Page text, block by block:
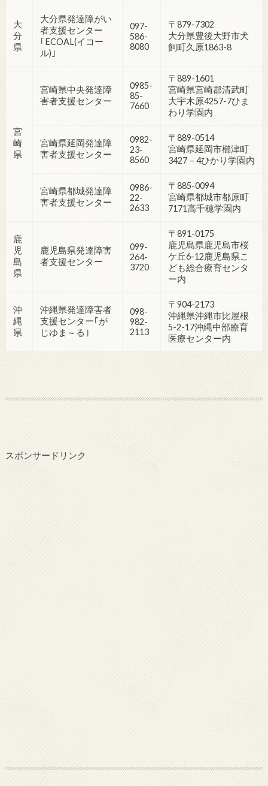
大
分
県
大分県発達障がい
者支援センター
｢ECOAL(イコー
ル)｣
097-
586-
8080
〒879-7302
大分県豊後大野市犬
飼町久原1863-8
宮
崎
県
宮崎県中央発達障
害者支援センター
0985-
85-
7660
〒889-1601
宮崎県宮崎郡清武町
大宇木原4257-7ひま
わり学園内
宮崎県延岡発達障
害者支援センター
0982-
23-
8560
〒889-0514
宮崎県延岡市櫛津町
3427－4ひかり学園内
宮崎県都城発達障
害者支援センター
0986-
22-
2633
〒885-0094
宮崎県都城市都原町
7171高千穂学園内
鹿
児
島
県
鹿児島県発達障害
者支援センター
099-
264-
3720
〒891-0175
鹿児島県鹿児島市桜
ケ丘6-12鹿児島県こ
ども総合療育センタ
ー内
沖
縄
県
沖縄県発達障害者
支援センター｢が
じゆま～る｣
098-
982-
2113
〒904-2173
沖縄県沖縄市比屋根
5-2-17沖縄中部療育
医療センター内
スポンサードリンク